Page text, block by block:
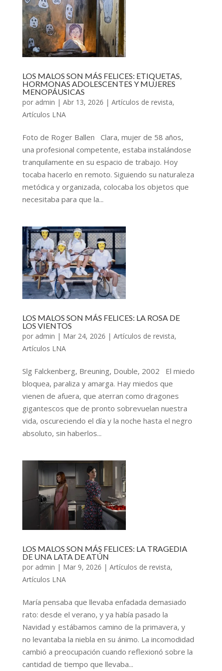
LOS MALOS SON MÁS FELICES: ETIQUETAS,
HORMONAS ADOLESCENTES Y MUJERES
MENOPÁUSICAS
por admin | Abr 13, 2026 | Artículos de revista,
Artículos LNA
Foto de Roger Ballen Clara, mujer de 58 años,
una profesional competente, estaba instalándose
tranquilamente en su espacio de trabajo. Hoy
tocaba hacerlo en remoto. Siguiendo su naturaleza
metódica y organizada, colocaba los objetos que
necesitaba para que la...
LOS MALOS SON MÁS FELICES: LA ROSA DE
LOS VIENTOS
por admin | Mar 24, 2026 | Artículos de revista,
Artículos LNA
Slg Falckenberg, Breuning, Double, 2002 El miedo
bloquea, paraliza y amarga. Hay miedos que
vienen de afuera, que aterran como dragones
gigantescos que de pronto sobrevuelan nuestra
vida, oscureciendo el día y la noche hasta el negro
absoluto, sin haberlos...
LOS MALOS SON MÁS FELICES: LA TRAGEDIA
DE UNA LATA DE ATÚN
por admin | Mar 9, 2026 | Artículos de revista,
Artículos LNA
María pensaba que llevaba enfadada demasiado
rato: desde el verano, y ya había pasado la
Navidad y estábamos camino de la primavera, y
no levantaba la niebla en su ánimo. La incomodidad
cambió a preocupación cuando reflexionó sobre la
cantidad de tiempo que llevaba...